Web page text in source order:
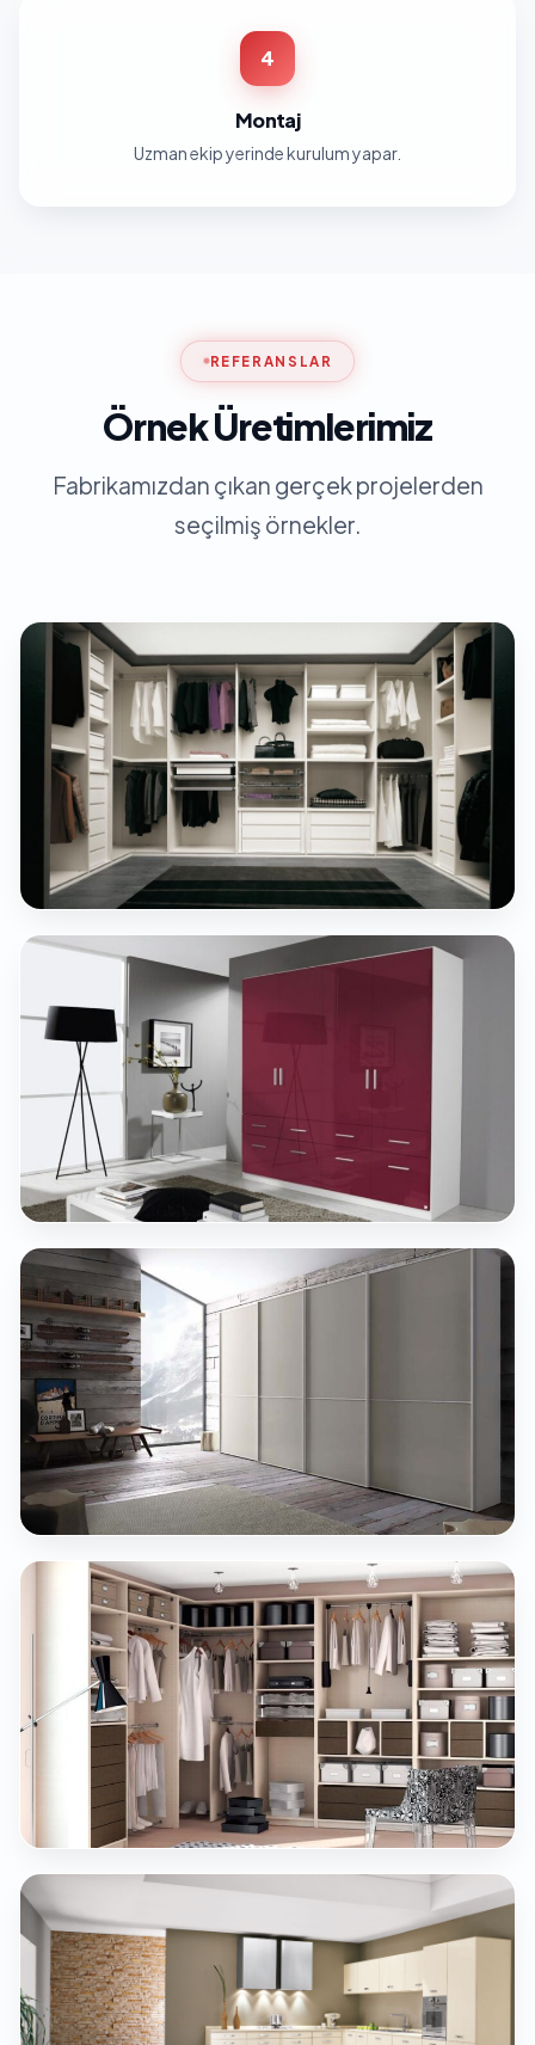
4
Montaj
Uzman ekip yerinde kurulum yapar.
REFERANSLAR
Örnek Üretimlerimiz
Fabrikamızdan çıkan gerçek projelerden
seçilmiş örnekler.